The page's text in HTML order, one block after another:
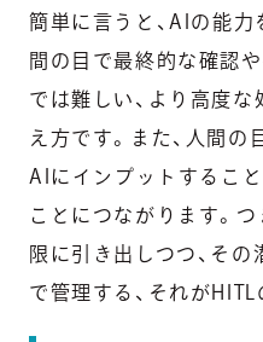
簡単に言うと、AIの能力
間の目で最終的な確認
では難しい、より高度
え方です。また、人間
AIにインプットするこ
ことにつながります。
限に引き出しつつ、そ
で管理する、それがHITL